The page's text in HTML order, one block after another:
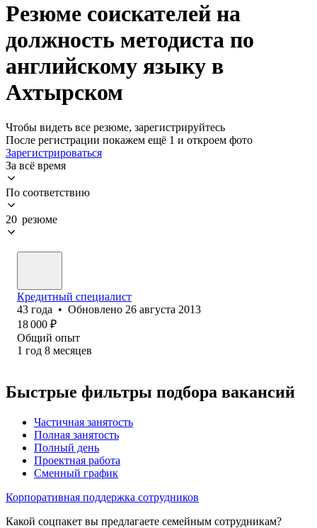
Резюме соискателей на
должность методиста по
английскому языку в
Ахтырском
Чтобы видеть все резюме, зарегистрируйтесь
После регистрации покажем ещё 1 и откроем фото
Зарегистрироваться
За всё время
По соответствию
20 резюме
Кредитный специалист
43 года • Обновлено 26 августа 2013
18 000 ₽
Общий опыт
1 год 8 месяцев
Быстрые фильтры подбора вакансий
Частичная занятость
Полная занятость
Полный день
Проектная работа
Сменный график
Корпоративная поддержка сотрудников
Какой соцпакет вы предлагаете семейным сотрудникам?